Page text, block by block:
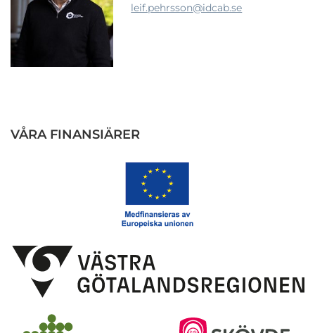
leif.pehrsson@idcab.se
VÅRA FINANSIÄRER